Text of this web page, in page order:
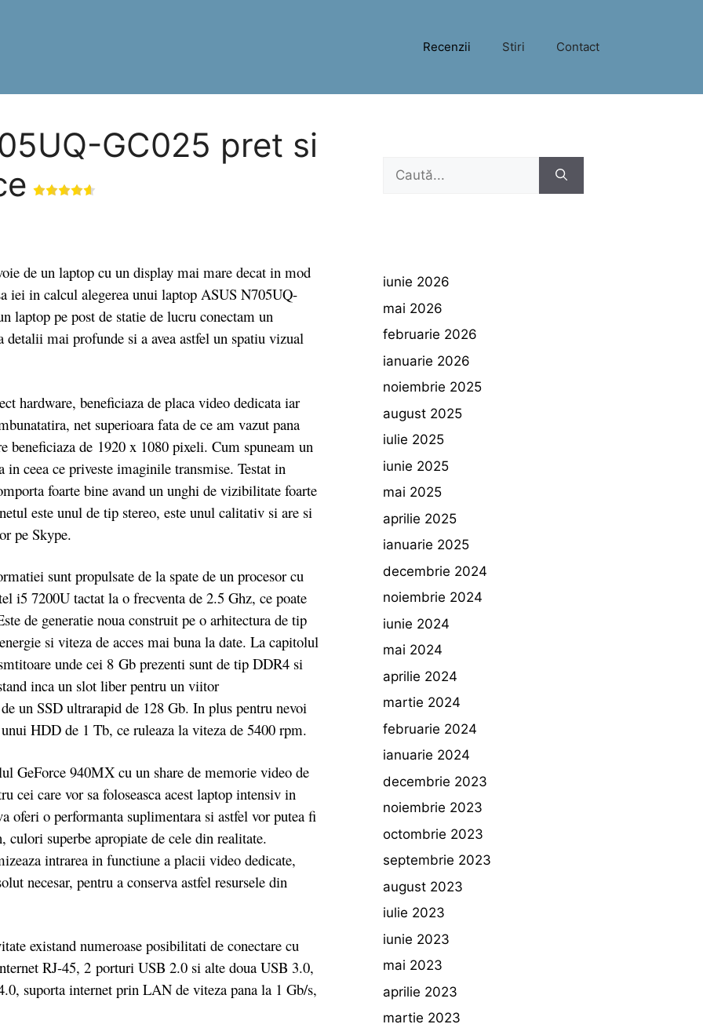
Recenzii Stiri Contact
GC025 pret si
de un laptop cu un display mai mare decat in mod
iei in calcul alegerea unui laptop ASUS N705UQ-
laptop pe post de statie de lucru conectam un
detalii mai profunde si a avea astfel un spatiu vizual
hardware, beneficiaza de placa video dedicata iar
net superioara fata de ce am vazut pana
de 1920 x 1080 pixeli. Cum spuneam un
ceea ce priveste imaginile transmise. Testat in
foarte bine avand un unghi de vizibilitate foarte
este unul de tip stereo, este unul calitativ si are si
pe Skype.
sunt propulsate de la spate de un procesor cu
i5 7200U tactat la o frecventa de 2.5 Ghz, ce poate
de generatie noua construit pe o arhitectura de tip
si viteza de acces mai buna la date. La capitolul
unde cei 8 Gb prezenti sunt de tip DDR4 si
inca un slot liber pentru un viitor
un SSD ultrarapid de 128 Gb. In plus pentru nevoi
HDD de 1 Tb, ce ruleaza la viteza de 5400 rpm.
940MX cu un share de memorie video de
cei care vor sa foloseasca acest laptop intensiv in
oferi o performanta suplimentara si astfel vor putea fi
superbe apropiate de cele din realitate.
intrarea in functiune a placii video dedicate,
necesar, pentru a conserva astfel resursele din
existand numeroase posibilitati de conectare cu
RJ-45, 2 porturi USB 2.0 si alte doua USB 3.0,
suporta internet prin LAN de viteza pana la 1 Gb/s,
Caută
iunie 2026
mai 2026
februarie 2026
ianuarie 2026
noiembrie 2025
august 2025
iulie 2025
iunie 2025
mai 2025
aprilie 2025
ianuarie 2025
decembrie 2024
noiembrie 2024
iunie 2024
mai 2024
aprilie 2024
martie 2024
februarie 2024
ianuarie 2024
decembrie 2023
noiembrie 2023
octombrie 2023
septembrie 2023
august 2023
iulie 2023
iunie 2023
mai 2023
aprilie 2023
martie 2023